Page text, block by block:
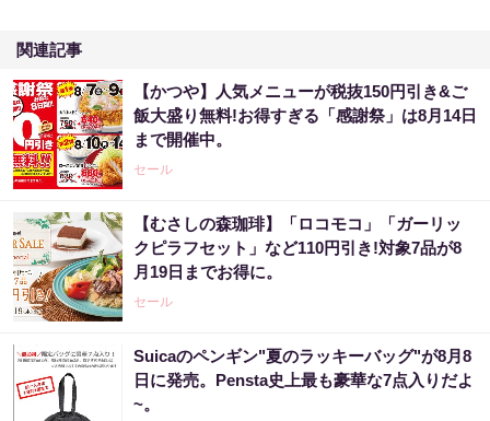
関連記事
【かつや】人気メニューが税抜150円引き&ご
飯大盛り無料!お得すぎる「感謝祭」は8月14日
まで開催中。
セール
【むさしの森珈琲】「ロコモコ」「ガーリッ
クピラフセット」など110円引き!対象7品が8
月19日までお得に。
セール
Suicaのペンギン"夏のラッキーバッグ"が8月8
日に発売。Pensta史上最も豪華な7点入りだよ
~。